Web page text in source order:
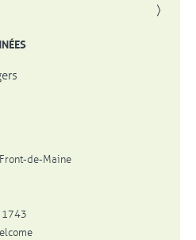
de-Maine
1743